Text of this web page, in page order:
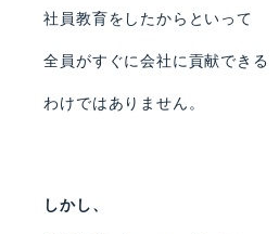
社員教育をしたからといって
全員がすぐに会社に貢献できる
わけではありません。
しかし、